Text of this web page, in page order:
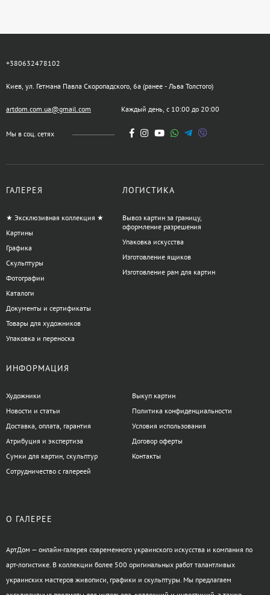
+380632478102
Киев, ул. Гетмана Павла Скоропадского, 6а (ранее - Льва Толстого)
artdom.com.ua@gmail.com Каждый день, с 10:00 до 20:00
Мы в соц. сетях
ГАЛЕРЕЯ
★ Эксклюзивная коллекция ★
Картины
Графика
Скульптуры
Фотографии
Каталоги
Документы и сертификаты
Товары для художников
Упаковка и переноска
ЛОГИСТИКА
Вывоз картин за границу,
оформление разрешения
Упаковка искусства
Изготовление ящиков
Изготовление рам для картин
ИНФОРМАЦИЯ
Художники
Новости и статьи
Доставка, оплата, гарантия
Атрибуция и экспертиза
Сумки для картин, скульптур
Сотрудничество с галереей
Выкуп картин
Политика конфиденциальности
Условия использования
Договор оферты
Контакты
О ГАЛЕРЕЕ
АртДом — онлайн-галерея современного украинского искусства и компания по
арт-логистике. В коллекции более 500 оригинальных работ талантливых
украинских мастеров живописи, графики и скульптуры. Мы предлагаем